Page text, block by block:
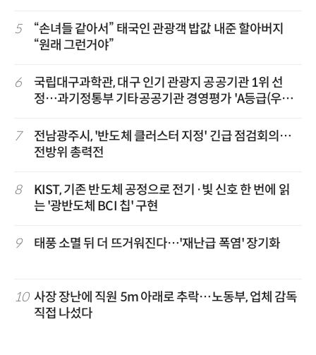
5
“손녀들 같아서” 태국인 관광객 밥값 내준 할아버지
“원래 그런거야”
6
국립대구과학관, 대구 인기 관광지 공공기관 1위 선
정…과기정통부 기타공공기관 경영평가 'A등급(우수)'
7
전남광주시, '반도체 클러스터 지정' 긴급 점검회의…
전방위 총력전
8
KIST, 기존 반도체 공정으로 전기·빛 신호 한 번에 읽
는 '광반도체 BCI 칩' 구현
9 태풍 소멸 뒤 더 뜨거워진다…'재난급 폭염' 장기화
10 사장 장난에 직원 5m 아래로 추락…노동부, 업체 감독
직접 나섰다